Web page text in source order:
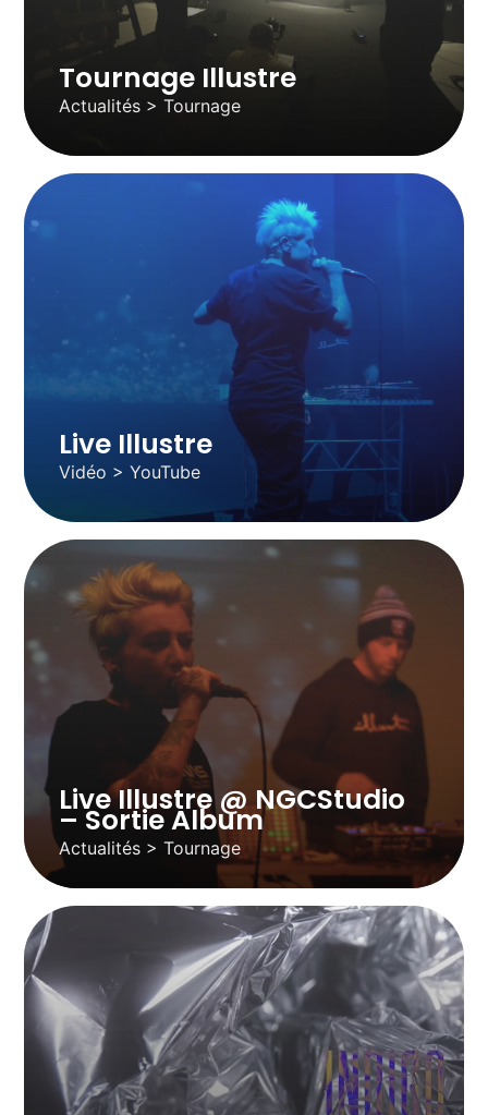
Tournage Illustre
Actualités > Tournage
Live Illustre
Vidéo > YouTube
Live Illustre @ NGCStudio
– Sortie Album
Actualités > Tournage